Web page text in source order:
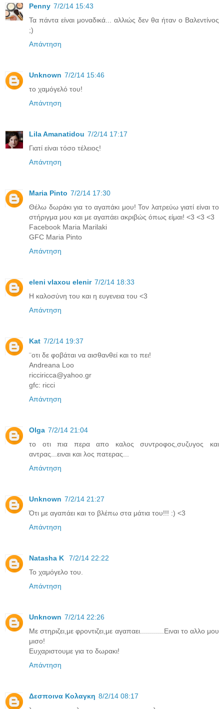
Penny 7/2/14 15:43
Τα πάντα είναι μοναδικά... αλλιώς δεν θα ήταν ο Βαλεντίνος
;)
Απάντηση
Unknown 7/2/14 15:46
το χαμόγελό του!
Απάντηση
Lila Amanatidou 7/2/14 17:17
Γιατί είναι τόσο τέλειος!
Απάντηση
Maria Pinto 7/2/14 17:30
Θέλω δωράκι για το αγαπάκι μου! Τον λατρεύω γιατί είναι το
στήριγμα μου και με αγαπάει ακριβώς όπως είμαι! <3 <3 <3
Facebook Maria Marilaki
GFC Maria Pinto
Απάντηση
eleni vlaxou elenir 7/2/14 18:33
Η καλοσύνη του και η ευγενεια του <3
Απάντηση
Kat 7/2/14 19:37
¨οτι δε φοβάται να αισθανθεί και το πει!
Andreana Loo
ricciricca@yahoo.gr
gfc: ricci
Απάντηση
Olga 7/2/14 21:04
το οτι πια περα απο καλος συντροφος,συζυγος και
αντρας...ειναι και λος πατερας...
Απάντηση
Unknown 7/2/14 21:27
Ότι με αγαπάει και το βλέπω στα μάτια του!!! :) <3
Απάντηση
Natasha K
7/2/14 22:22
Το χαμόγελο του.
Απάντηση
Unknown 7/2/14 22:26
Με στηριζει,με φροντιζει,με αγαπαει............Ειναι το αλλο μου
μισο!
Ευχαριστουμε για το δωρακι!
Απάντηση
Δεσποινα Κολαγκη 8/2/14 08:17